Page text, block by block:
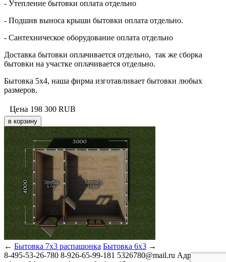
- Утепление бытовки оплата отдельно
- Подшив выноса крыши бытовки оплата отдельно.
- Сантехническое оборудование оплата отдельно
Доставка бытовки оплачивается отдельно, так же сборка
бытовки на участке оплачивается отдельно.
Бытовка 5х4, наша фирма изготавливает бытовки любых
размеров.
Цена 198 300 RUB
← Бытовка 7х3 распашонка Бытовка 6х3 →
8-495-53-26-780 8-926-65-99-181 5326780@mail.ru Адрес